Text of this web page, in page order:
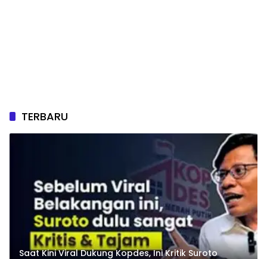
TERBARU
Saat Kini Viral Dukung Kopdes, Ini Kritik Suroto